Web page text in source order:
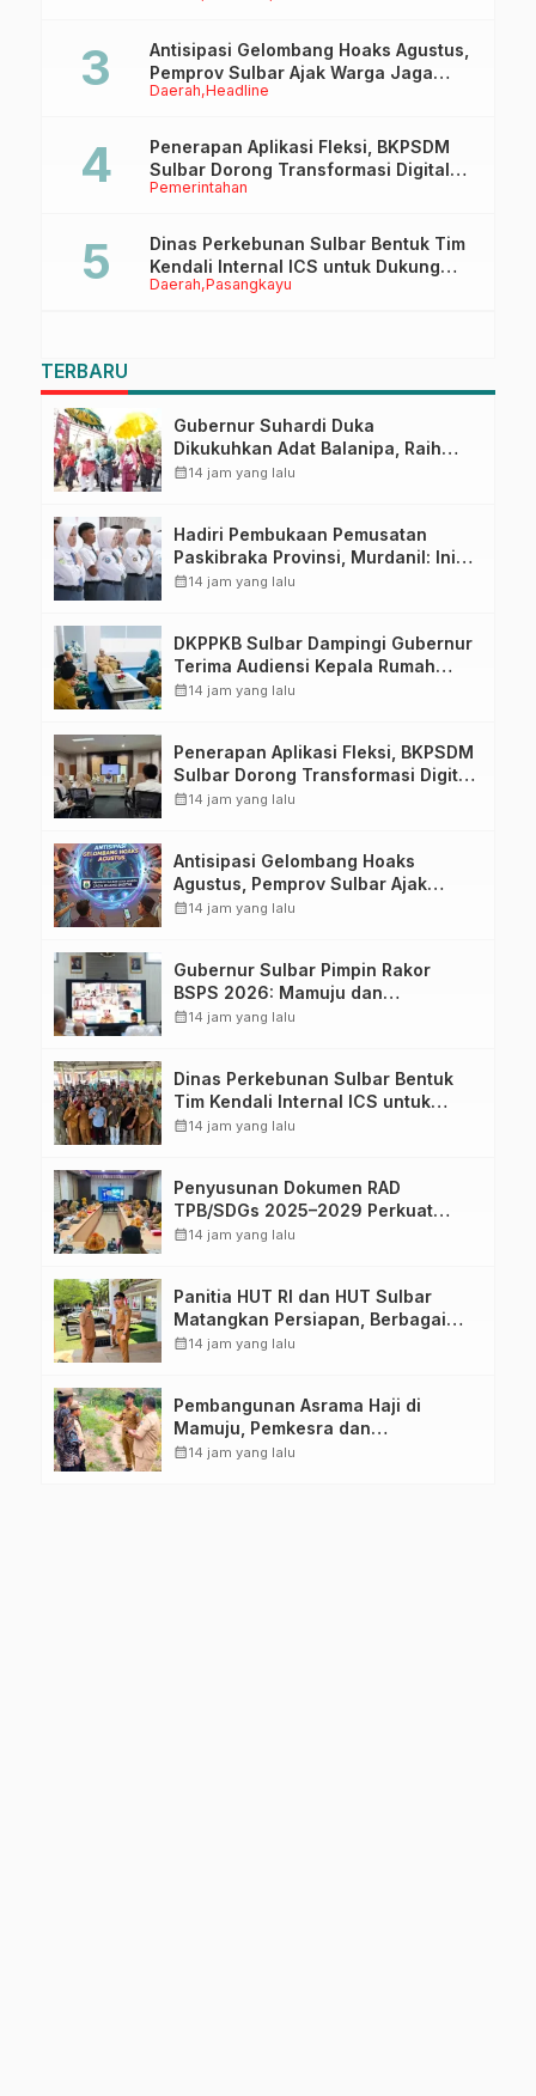
Daerah Headline
Antisipasi Gelombang Hoaks Agustus,
Pemprov Sulbar Ajak Warga Jaga
Ruang Digital
Pemerintahan
Penerapan Aplikasi Fleksi, BKPSDM
Sulbar Dorong Transformasi Digital
Sistem Kehadiran ASN
Daerah Pasangkayu
Dinas Perkebunan Sulbar Bentuk Tim
Kendali Internal ICS untuk Dukung
Sertifikasi ISPO Pekebun di
TERBARU
Gubernur Suhardi Duka
Dikukuhkan Adat Balanipa, Raih
Gelar Sulo Tappidena
calendar_month14 jam yang lalu
Hadiri Pembukaan Pemusatan
Paskibraka Provinsi, Murdanil: Ini
Membentuk Karakter Hingga
calendar_month14 jam yang lalu
DKPPKB Sulbar Dampingi Gubernur
Terima Audiensi Kepala Rumah
Sakit TK. III Punggawa Malolo
calendar_month14 jam yang lalu
Penerapan Aplikasi Fleksi, BKPSDM
Sulbar Dorong Transformasi Digital
Sistem Kehadiran ASN
calendar_month14 jam yang lalu
Antisipasi Gelombang Hoaks
Agustus, Pemprov Sulbar Ajak
Warga Jaga Ruang Digital
calendar_month14 jam yang lalu
Gubernur Sulbar Pimpin Rakor
BSPS 2026: Mamuju dan
Pasangkayu Masih Nol Realisasi
calendar_month14 jam yang lalu
Dinas Perkebunan Sulbar Bentuk
Tim Kendali Internal ICS untuk
Dukung Sertifikasi ISPO Pekebun di
calendar_month14 jam yang lalu
Penyusunan Dokumen RAD
TPB/SDGs 2025–2029 Perkuat
Arah Pembangunan Berkelanjutan
calendar_month14 jam yang lalu
Panitia HUT RI dan HUT Sulbar
Matangkan Persiapan, Berbagai
Lomba Akan Dilaksanakan Pemprov
calendar_month14 jam yang lalu
Pembangunan Asrama Haji di
Mamuju, Pemkesra dan
Kementerian Haji Sulbar Tinjau
calendar_month14 jam yang lalu